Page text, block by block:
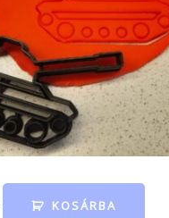
KOSÁRBA